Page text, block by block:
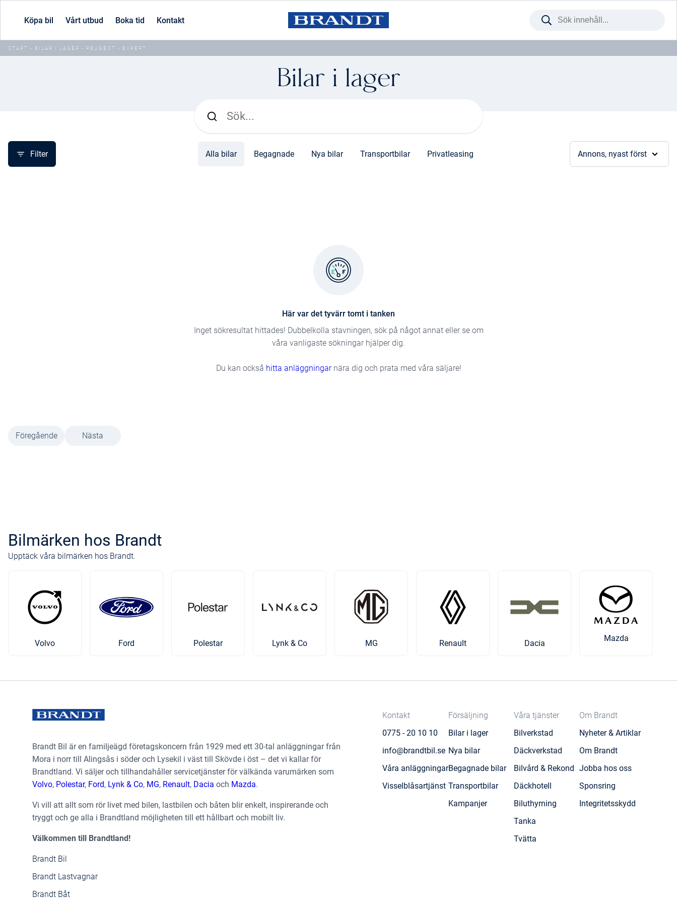
Köpa bil Vårt utbud Boka tid Kontakt
Sök
webbplatsen
START - BILAR I LAGER - PEUGEOT - EXPERT
Bilar i lager
Filter Alla bilar Begagnade Nya bilar Transportbilar Privatleasing Annons, nyast först
Här var det tyvärr tomt i tanken
Inget sökresultat hittades! Dubbelkolla stavningen, sök på något annat eller se om
våra vanligaste sökningar hjälper dig.
Du kan också hitta anläggningarnära dig och prata med våra säljare!
Föregående Nästa
Bilmärken hos Brandt
Upptäck våra bilmärken hos Brandt.
Volvo Ford Polestar Lynk & Co MG Renault Dacia
Mazda
Brandt Bil är en familjeägd företagskoncern från 1929 med ett 30-tal anläggningar från
Mora i norr till Alingsås i söder och Lysekil i väst till Skövde i öst – det vi kallar för
Brandtland. Vi säljer och tillhandahåller servicetjänster för välkända varumärken som
Volvo, Polestar, Ford, Lynk & Co, MG, Renault, Dacia och Mazda.
Vi vill att allt som rör livet med bilen, lastbilen och båten blir enkelt, inspirerande och
tryggt och ge alla i Brandtland möjligheten till ett hållbart och mobilt liv.
Välkommen till Brandtland!
Brandt Bil
Brandt Lastvagnar
Brandt Båt
Kontakt
0775 - 20 10 10
info@brandtbil.se
Våra anläggningar
Visselblåsartjänst
Försäljning
Bilar i lager
Nya bilar
Begagnade bilar
Transportbilar
Kampanjer
Våra tjänster
Bilverkstad
Däckverkstad
Bilvård & Rekond
Däckhotell
Biluthyrning
Tanka
Tvätta
Om Brandt
Nyheter & Artiklar
Om Brandt
Jobba hos oss
Sponsring
Integritetsskydd